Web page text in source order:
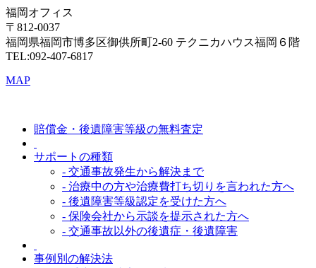
福岡オフィス
〒812-0037
福岡県福岡市博多区御供所町2-60 テクニカハウス福岡６階
TEL:092-407-6817
MAP
賠償金・後遺障害等級の無料査定
サポートの種類
- 交通事故発生から解決まで
- 治療中の方や治療費打ち切りを言われた方へ
- 後遺障害等級認定を受けた方へ
- 保険会社から示談を提示された方へ
- 交通事故以外の後遺症・後遺障害
事例別の解決法